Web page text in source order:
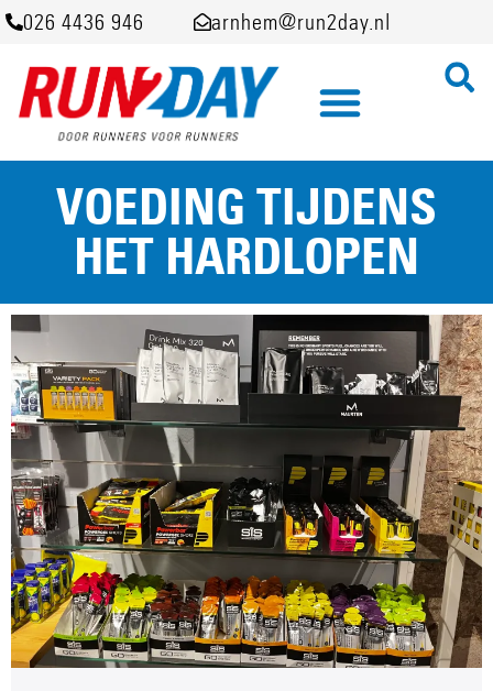
026 4436 946 arnhem@run2day.nl
VOEDING TIJDENS
HET HARDLOPEN